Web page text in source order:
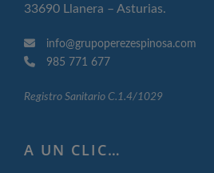
33690 Llanera – Asturias.
info@grupoperezespinosa.com
985 771 677
Registro Sanitario C.1.4/1029
A UN CLIC…